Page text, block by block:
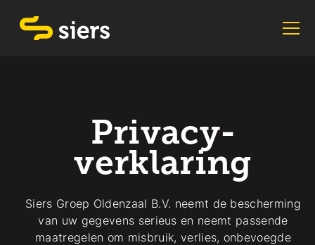
Privacy-
verklaring
Siers Groep Oldenzaal B.V. neemt de bescherming
van uw gegevens serieus en neemt passende
maatregelen om misbruik, verlies, onbevoegde